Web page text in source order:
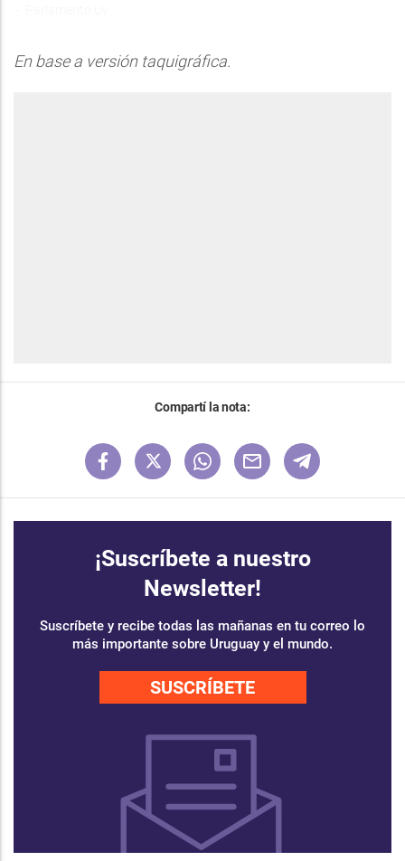
En base a versión taquigráfica.
Compartí la nota:
¡Suscríbete a nuestro
Newsletter!
Suscríbete y recibe todas las mañanas en tu correo lo
más importante sobre Uruguay y el mundo.
SUSCRÍBETE